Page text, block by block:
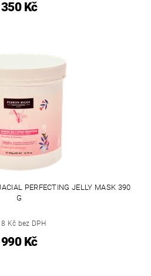
350 Kč
PERFECTING JELLY MASK 390
G
Kč bez DPH
990 Kč